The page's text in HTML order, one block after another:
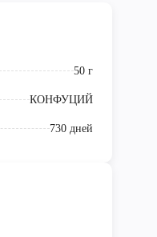
50 г
КОНФУЦИЙ
730 дней